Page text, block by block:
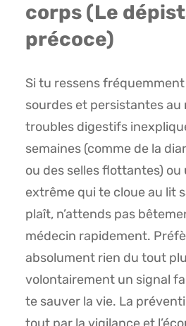
corps (Le
précoce)
Si tu ressens
sourdes et persistantes au
troubles digestifs
semaines (comme de la
ou des selles flottantes)
extrême qui te cloue au lit
plaît, n’attends pas
médecin rapidement.
absolument rien du tout
volontairement un signal
te sauver la vie. La